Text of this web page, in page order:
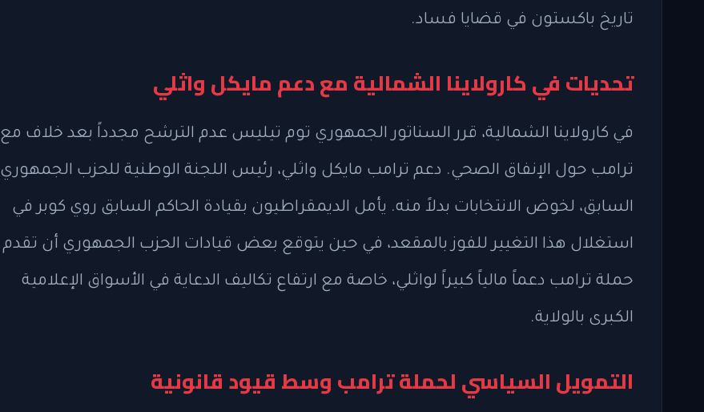
تاريخ باكستون في قضايا فساد.
تحديات في كارولاينا الشمالية مع دعم مايكل واثلي
في كارولاينا الشمالية، قرر السناتور الجمهوري توم تيليس عدم الترشح مجدداً بعد خلاف مع
ترامب حول الإنفاق الصحي. دعم ترامب مايكل واثلي، رئيس اللجنة الوطنية للحزب الجمهوري
السابق، لخوض الانتخابات بدلاً منه. يأمل الديمقراطيون بقيادة الحاكم السابق روي كوبر في
استغلال هذا التغيير للفوز بالمقعد، في حين يتوقع بعض قيادات الحزب الجمهوري أن تقدم
حملة ترامب دعماً مالياً كبيراً لواثلي، خاصة مع ارتفاع تكاليف الدعاية في الأسواق الإعلامية
الكبرى بالولاية.
التمويل السياسي لحملة ترامب وسط قيود قانونية